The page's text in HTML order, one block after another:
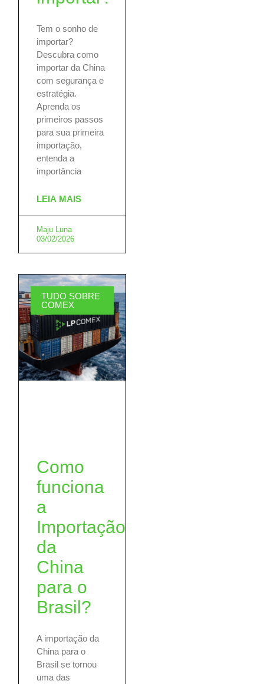
Tem o sonho de
importar?
Descubra como
importar da China
com segurança e
estratégia.
Aprenda os
primeiros passos
para sua primeira
importação,
entenda a
importância
LEIA MAIS
Maju Luna
03/02/2026
TUDO SOBRE
COMEX
Como
funciona
a
Importação
da
China
para o
Brasil?
A importação da
China para o
Brasil se tornou
uma das